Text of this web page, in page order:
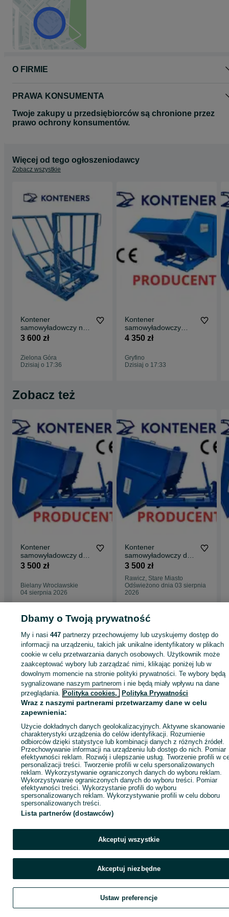
O FIRMIE
PRAWA KONSUMENTA
Twoje zakupy u przedsiębiorców są chronione przez
prawo ochrony konsumentów.
Więcej od tego ogłoszeniodawcy
Zobacz wszystkie
Kontener
samowyładowczy na
zrzyny/ deski/ palety/
3 600 zł
Zielona Góra
Dzisiaj o 17:36
Kontener
samowyładowczy
koleba do wózka
KOLIBA/ złom/
odpady/ drewno/
4 350 zł
Gryfino
Dzisiaj o 17:33
Zobacz też
Kontener
samowyładowczy do
wózka widłowego na
3 500 zł
Bielany Wrocławskie
04 sierpnia 2026
Kontener
samowyładowczy do
wózka widłowego na
WYWROTKA
3 500 zł
Rawicz, Stare Miasto
Odświeżono dnia 03 sierpnia
2026
Dolnośląskie
Pozostałe - Głogów
KATEGORIA
1003362266 Wyświetlenia:
Zadzwoń / SMS
Dbamy o Twoją prywatność
My i nasi447 partnerzy przechowujemy lub uzyskujemy dostęp do
informacji na urządzeniu, takich jak unikalne identyfikatory w plikach
cookie w celu przetwarzania danych osobowych. Użytkownik może
zaakceptować wybory lub zarządzać nimi, klikając poniżej lub w
dowolnym momencie na stronie polityki prywatności. Te wybory będą
sygnalizowane naszym partnerom i nie będą miały wpływu na dane
przeglądania. Polityka cookies, Polityka Prywatności
Wraz z naszymi partnerami przetwarzamy dane w celu
zapewnienia:
Użycie dokładnych danych geolokalizacyjnych. Aktywne skanowanie
charakterystyki urządzenia do celów identyfikacji. Rozumienie
odbiorców dzięki statystyce lub kombinacji danych z różnych źródeł.
Przechowywanie informacji na urządzeniu lub dostęp do nich. Pomiar
efektywności reklam. Rozwój i ulepszanie usług. Tworzenie profili w
personalizacji treści. Tworzenie profili w celu spersonalizowanych
reklam. Wykorzystywanie ograniczonych danych do wyboru reklam.
Wykorzystywanie ograniczonych danych do wyboru treści. Pomiar
efektywności treści. Wykorzystanie profili do wyboru
spersonalizowanych reklam. Wykorzystywanie profili w celu doboru
spersonalizowanych treści.
Lista partnerów (dostawców)
Akceptuj wszystkie
Akceptuj niezbędne
Ustaw preferencje